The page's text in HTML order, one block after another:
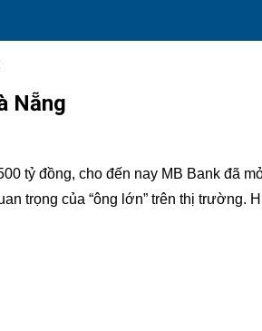
Nẵng
tỷ đồng, cho đến nay MB Bank đã
trọng của “ông lớn” trên thị trường.